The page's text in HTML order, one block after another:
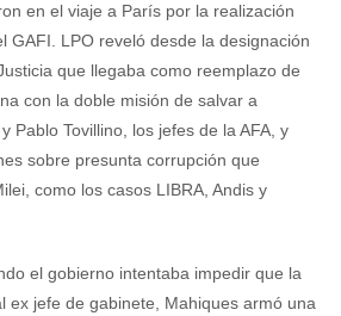
en el viaje a París por la realización
GAFI. LPO reveló desde la designación
que llegaba como reemplazo de
con la doble misión de salvar a
Pablo Tovillino, los jefes de la AFA, y
sobre presunta corrupción que
como los casos LIBRA, Andis y
el gobierno intentaba impedir que la
ex jefe de gabinete, Mahiques armó una